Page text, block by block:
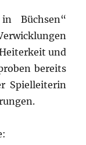
Büchsen“
und
bereits
Spielleiterin